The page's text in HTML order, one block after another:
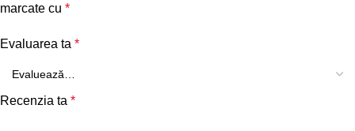
marcate cu *
Evaluarea ta *
Recenzia ta *